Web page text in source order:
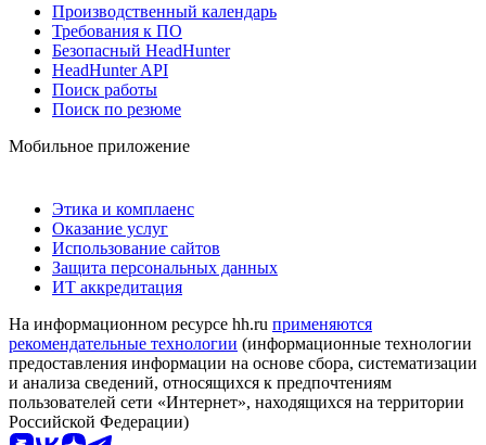
Производственный календарь
Требования к ПО
Безопасный HeadHunter
HeadHunter API
Поиск работы
Поиск по резюме
Мобильное приложение
Этика и комплаенс
Оказание услуг
Использование сайтов
Защита персональных данных
ИТ аккредитация
На информационном ресурсе hh.ru применяются
рекомендательные технологии (информационные технологии
предоставления информации на основе сбора, систематизации
и анализа сведений, относящихся к предпочтениям
пользователей сети «Интернет», находящихся на территории
Российской Федерации)